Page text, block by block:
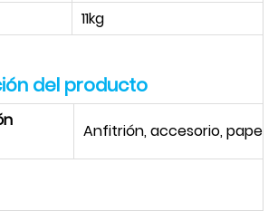
11kg
del producto
Anfitrión, accesorio, papel